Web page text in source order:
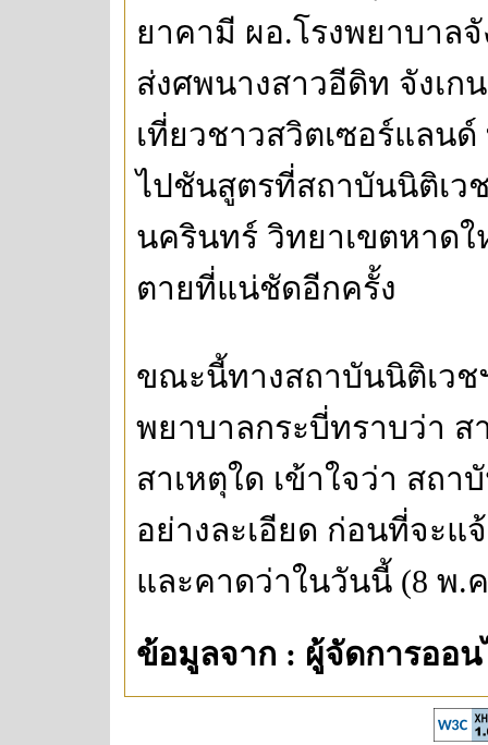
ยาคามี ผอ.โรงพยาบาล
ส่งศพนางสาวอีดิท จังเก
เที่ยวชาวสวิตเซอร์แลน
ไปชันสูตรที่สถาบันนิติเว
นครินทร์ วิทยาเขตหาด
ตายที่แน่ชัดอีกครั้ง
ขณะนี้ทางสถาบันนิติเวช
พยาบาลกระบี่ทราบว่า ส
สาเหตุใด เข้าใจว่า สถ
อย่างละเอียด ก่อนที่จะแ
และคาดว่าในวันนี้ (8 พ.
ข้อมูลจาก : ผู้จัดการออน